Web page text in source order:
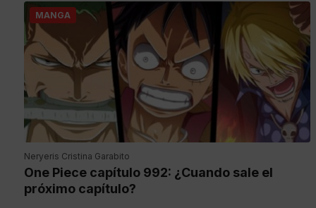
MANGA
Neryeris Cristina Garabito
One Piece capítulo 992: ¿Cuando sale el
próximo capítulo?